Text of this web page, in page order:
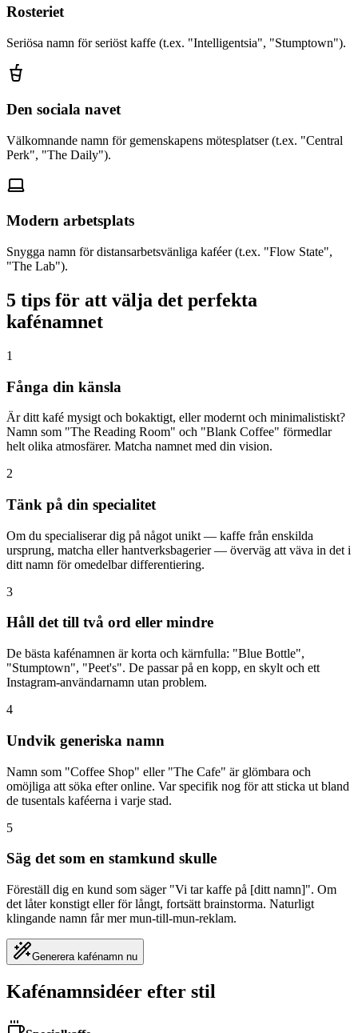
Rosteriet
Seriösa namn för seriöst kaffe (t.ex. "Intelligentsia", "Stumptown").
Den sociala navet
Välkomnande namn för gemenskapens mötesplatser (t.ex. "Central
Perk", "The Daily").
Modern arbetsplats
Snygga namn för distansarbetsvänliga kaféer (t.ex. "Flow State",
"The Lab").
5 tips för att välja det perfekta
kafénamnet
1
Fånga din känsla
Är ditt kafé mysigt och bokaktigt, eller modernt och minimalistiskt?
Namn som "The Reading Room" och "Blank Coffee" förmedlar
helt olika atmosfärer. Matcha namnet med din vision.
2
Tänk på din specialitet
Om du specialiserar dig på något unikt — kaffe från enskilda
ursprung, matcha eller hantverksbagerier — överväg att väva in det i
ditt namn för omedelbar differentiering.
3
Håll det till två ord eller mindre
De bästa kafénamnen är korta och kärnfulla: "Blue Bottle",
"Stumptown", "Peet's". De passar på en kopp, en skylt och ett
Instagram-användarnamn utan problem.
4
Undvik generiska namn
Namn som "Coffee Shop" eller "The Cafe" är glömbara och
omöjliga att söka efter online. Var specifik nog för att sticka ut bland
de tusentals kaféerna i varje stad.
5
Säg det som en stamkund skulle
Föreställ dig en kund som säger "Vi tar kaffe på [ditt namn]". Om
det låter konstigt eller för långt, fortsätt brainstorma. Naturligt
klingande namn får mer mun-till-mun-reklam.
Generera kafénamn nu
Kafénamnsidéer efter stil